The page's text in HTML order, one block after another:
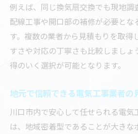
例えば、同じ換気扇交換でも現地調
配線工事や開口部の補修が必要とな
す。複数の業者から見積もりを取得
すさや対応の丁寧さも比較しましょ
得のいく選択が可能となります。
地元で信頼できる電気工事業者の
川口市内で安心して任せられる電気
は、地域密着型であることが大きな